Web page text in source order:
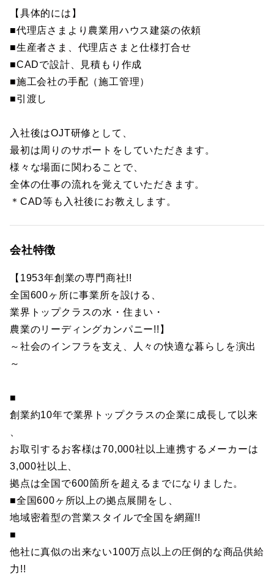
【具体的には】
■代理店さまより農業用ハウス建築の依頼
■生産者さま、代理店さまと仕様打合せ
■CADで設計、見積もり作成
■施工会社の手配（施工管理）
■引渡し
入社後はOJT研修として、
最初は周りのサポートをしていただきます。
様々な場面に関わることで、
全体の仕事の流れを覚えていただきます。
＊CAD等も入社後にお教えします。
会社特徴
【1953年創業の専門商社!!
全国600ヶ所に事業所を設ける、
業界トップクラスの水・住まい・
農業のリーディングカンパニー!!】
～社会のインフラを支え、人々の快適な暮らしを演出
～
■
創業約10年で業界トップクラスの企業に成長して以来
お取引するお客様は70,000社以上連携するメーカーは
3,000社以上、
拠点は全国で600箇所を超えるまでになりました。
■全国600ヶ所以上の拠点展開をし、
地域密着型の営業スタイルで全国を網羅!!
■
他社に真似の出来ない100万点以上の圧倒的な商品供給
力!!